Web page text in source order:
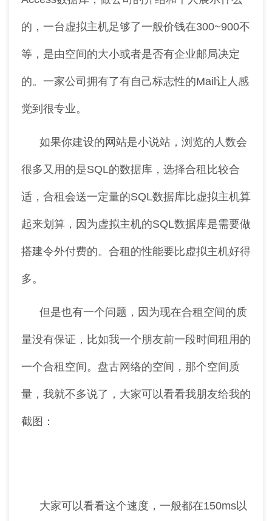
的，一台虚拟主机足够了一般价钱在300~900不
等，是由空间的大小或者是否有企业邮局决定
的。一家公司拥有了有自己标志性的Mail让人感
觉到很专业。
如果你建设的网站是小说站，浏览的人数会
很多又用的是SQL的数据库，选择合租比较合
适，合租会送一定量的SQL数据库比虚拟主机算
起来划算，因为虚拟主机的SQL数据库是需要做
搭建令外付费的。合租的性能要比虚拟主机好得
多。
但是也有一个问题，因为现在合租空间的质
量没有保证，比如我一个朋友前一段时间租用的
一个合租空间。盘古网络的空间，那个空间质
量，我就不多说了，大家可以看看我朋友给我的
截图：
大家可以看看这个速度，一般都在150ms以